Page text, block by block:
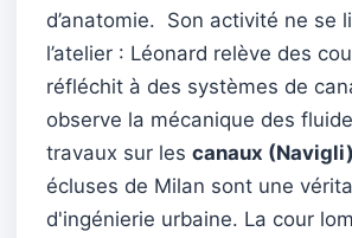
d’anatomie. Son activité ne se
l’atelier : Léonard relève des
réfléchit à des systèmes de
observe la mécanique des
travaux sur les canaux (Navigli)
écluses de Milan sont une
d'ingénierie urbaine. La cour